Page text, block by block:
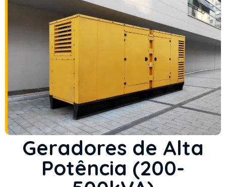
Geradores de Alta
Potência (200-